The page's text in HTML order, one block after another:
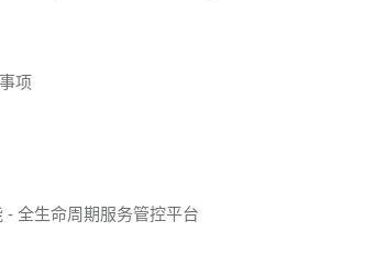
项
- 全生命周期服务管控平台